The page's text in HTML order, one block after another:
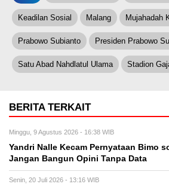
Keadilan Sosial Malang Mujahadah
Prabowo Subianto Presiden Prabowo
Satu Abad Nahdlatul Ulama Stadion
BERITA TERKAIT
Minggu, 9 Agustus 2026 - 16:38 WIB
Yandri Nalle Kecam Pernyataan Bimo
Jangan Bangun Opini Tanpa Data
Senin, 20 Juli 2026 - 13:16 WIB